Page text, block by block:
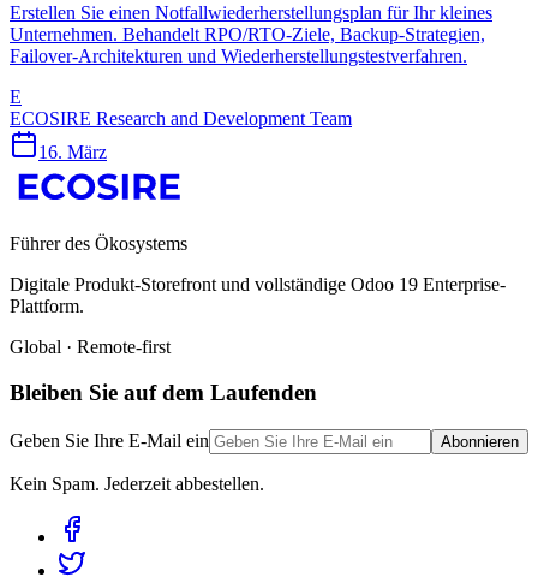
Erstellen Sie einen Notfallwiederherstellungsplan für Ihr kleines
Unternehmen. Behandelt RPO/RTO-Ziele, Backup-Strategien,
Failover-Architekturen und Wiederherstellungstestverfahren.
E
ECOSIRE Research and Development Team
16. März
Führer des Ökosystems
Digitale Produkt-Storefront und vollständige Odoo 19 Enterprise-
Plattform.
Global · Remote-first
Bleiben Sie auf dem Laufenden
Geben Sie Ihre E-Mail ein Abonnieren
Kein Spam. Jederzeit abbestellen.